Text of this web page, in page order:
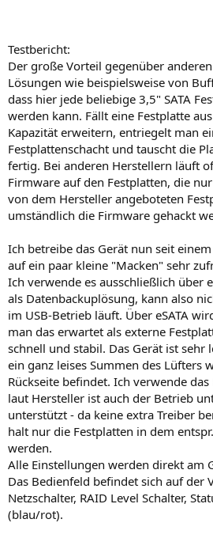
Testbericht:
Der große Vorteil gegenüber
Lösungen wie beispielsweise von
dass hier jede beliebige 3,5" SATA
werden kann. Fällt eine Festplatte
Kapazität erweitern, entriegelt man
Festplattenschacht und tauscht die
fertig. Bei anderen Herstellern läuft
Firmware auf den Festplatten, die
von dem Hersteller angeboteten
umständlich die Firmware gehackt
Ich betreibe das Gerät nun seit
auf ein paar kleine "Macken" sehr
Ich verwende es ausschließlich über
als Datenbackuplösung, kann also
im USB-Betrieb läuft. Über eSATA
man das erwartet als externe
schnell und stabil. Das Gerät ist sehr
ein ganz leises Summen des Lüfters
Rückseite befindet. Ich verwende
laut Hersteller ist auch der Betrieb
unterstützt - da keine extra Treiber
halt nur die Festplatten in dem
werden.
Alle Einstellungen werden direkt am
Das Bedienfeld befindet sich auf der
Netzschalter, RAID Level Schalter,
(blau/rot).